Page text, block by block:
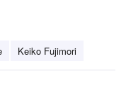
Keiko Fujimori